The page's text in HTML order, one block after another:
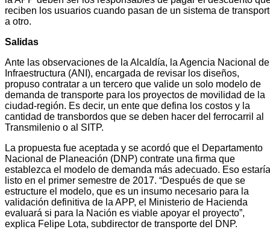
reciben los usuarios cuando pasan de un sistema de
a otro.
Salidas
Ante las observaciones de la Alcaldía, la Agencia Nacional de
Infraestructura (ANI), encargada de revisar los diseños,
propuso contratar a un tercero que valide un solo modelo de
demanda de transporte para los proyectos de movilidad de la
ciudad-región. Es decir, un ente que defina los costos y la
cantidad de transbordos que se deben hacer del ferrocarril al
Transmilenio o al SITP.
La propuesta fue aceptada y se acordó que el Departamento
Nacional de Planeación (DNP) contrate una firma que
establezca el modelo de demanda más adecuado. Eso estaría
listo en el primer semestre de 2017. “Después de que se
estructure el modelo, que es un insumo necesario para la
validación definitiva de la APP, el Ministerio de Hacienda
evaluará si para la Nación es viable apoyar el proyecto”,
explica Felipe Lota, subdirector de transporte del DNP.